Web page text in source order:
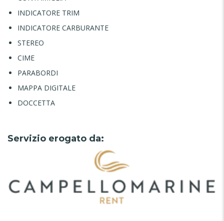
INDICATORE TRIM
INDICATORE CARBURANTE
STEREO
CIME
PARABORDI
MAPPA DIGITALE
DOCCETTA
Servizio erogato da: